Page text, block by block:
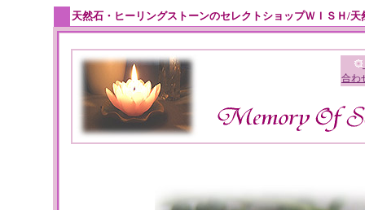
天然石・ヒーリングストーンのセレクトショップＷＩＳＨ/
合わ